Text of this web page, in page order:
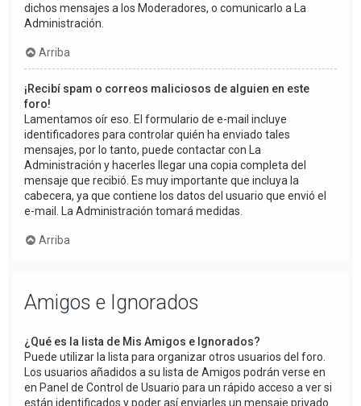
dichos mensajes a los Moderadores, o comunicarlo a La
Administración.
Arriba
¡Recibí spam o correos maliciosos de alguien en este
foro!
Lamentamos oír eso. El formulario de e-mail incluye
identificadores para controlar quién ha enviado tales
mensajes, por lo tanto, puede contactar con La
Administración y hacerles llegar una copia completa del
mensaje que recibió. Es muy importante que incluya la
cabecera, ya que contiene los datos del usuario que envió el
e-mail. La Administración tomará medidas.
Arriba
Amigos e Ignorados
¿Qué es la lista de Mis Amigos e Ignorados?
Puede utilizar la lista para organizar otros usuarios del foro.
Los usuarios añadidos a su lista de Amigos podrán verse en
en Panel de Control de Usuario para un rápido acceso a ver si
están identificados y poder así enviarles un mensaje privado.